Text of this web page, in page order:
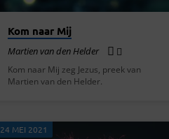
Kom naar Mij
Martien van den Helder
Kom naar Mij zeg Jezus, preek van
Martien van den Helder.
24 MEI 2021